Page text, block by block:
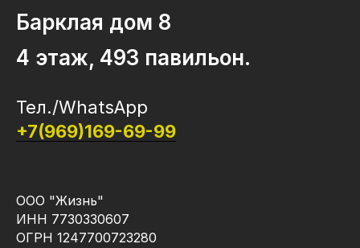
Барклая дом 8
4 этаж, 493 павильон.
Тел./WhatsApp
+7(969)169-69-99
ООО "Жизнь"
ИНН 7730330607
ОГРН 1247700723280